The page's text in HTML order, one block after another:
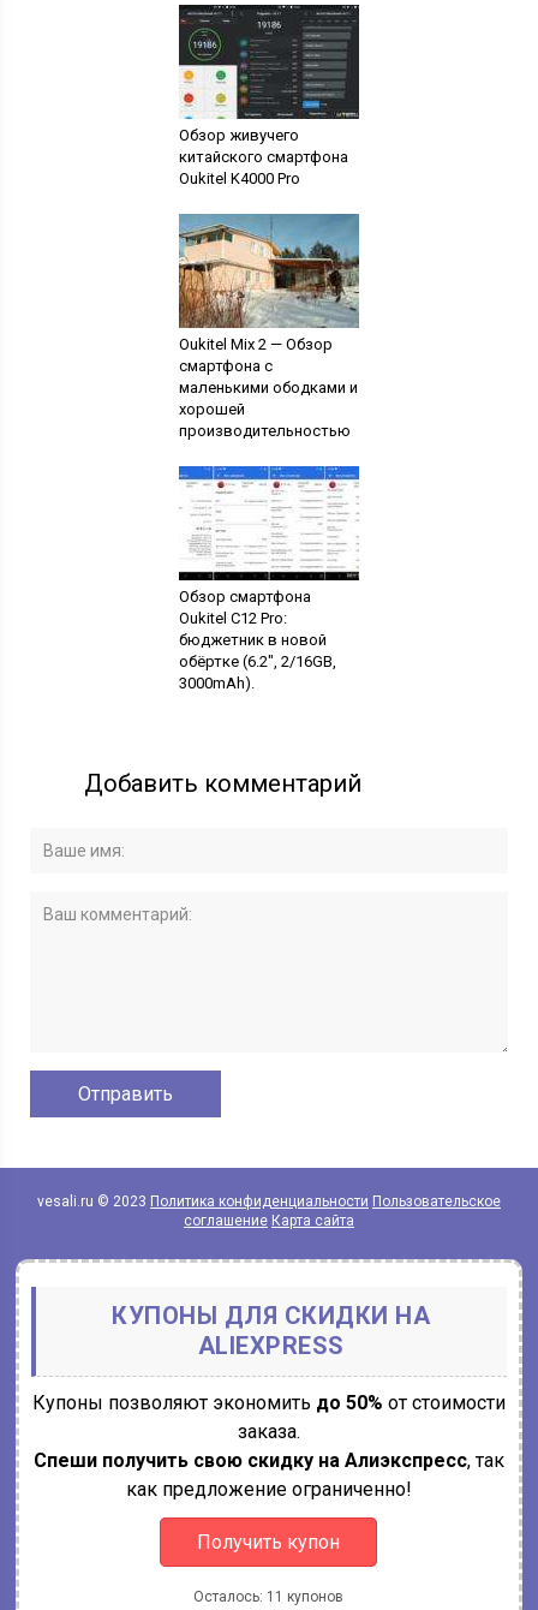
Обзор живучего
китайского смартфона
Oukitel K4000 Pro
Oukitel Mix 2 — Обзор
смартфона с
маленькими ободками и
хорошей
производительностью
Обзор смартфона
Oukitel C12 Pro:
бюджетник в новой
обёртке (6.2", 2/16GB,
3000mAh).
Добавить комментарий
vesali.ru © 2023 Политика конфиденциальности Пользовательское
соглашение Карта сайта
КУПОНЫ ДЛЯ СКИДКИ НА
ALIEXPRESS
Купоны позволяют экономить до 50% от стоимости
заказа.
Спеши получить свою скидку на Алиэкспресс, так
как предложение ограниченно!
Получить купон
Осталось: 11 купонов